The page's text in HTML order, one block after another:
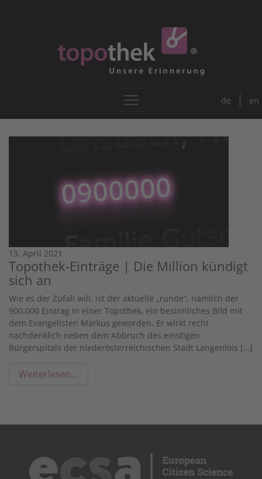
de en
13. April 2021
Topothek-Einträge | Die Million kündigt
sich an
Wie es der Zufall will, ist der aktuelle „runde“, nämlich der
900.000 Eintrag in einer Topothek, ein besinnliches Bild mit
dem Evangelisten Markus geworden. Er wirkt recht
nachdenklich neben dem Abbruch des einstigen
Bürgerspitals der niederösterreichischen Stadt Langenlois […]
Weiterlesen…